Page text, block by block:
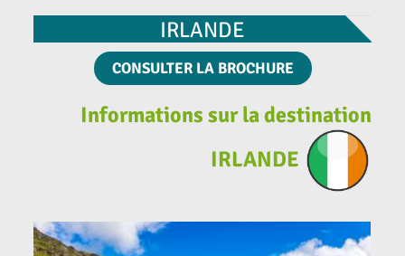
IRLANDE
CONSULTER LA BROCHURE
Informations sur la destination
IRLANDE